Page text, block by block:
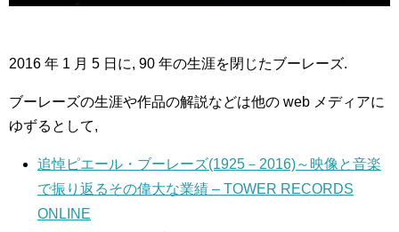
2016 年 1 月 5 日に, 90 年の生涯を閉じたブーレーズ.
ブーレーズの生涯や作品の解説などは他の web メディアに
ゆずるとして,
追悼ピエール・ブーレーズ(1925－2016)～映像と音楽
で振り返るその偉大な業績 – TOWER RECORDS
ONLINE